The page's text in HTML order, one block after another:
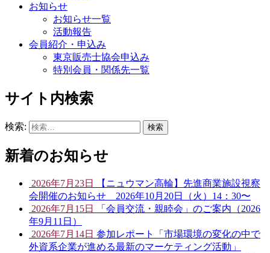
お知らせ
お知らせ一覧
活動報告
会員紹介・申込み
東京販売士協会申込み
特別会員・関係先一覧
サイト内検索
検索:
新着のお知らせ
2026年7月23日
【ニュウマン高輪】先進商業施設視察
会開催のお知らせ 2026年10月20日（火）14：30〜
2026年7月15日
「会員交流・親睦会」のご案内（2026
年9月11日）
2026年7月14日 参加レポート「市場環境の変化の中で
外資系企業が進める最新のマーケティング活動」